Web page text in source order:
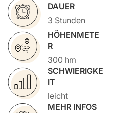
DAUER
3 Stunden
HÖHENMETE
R
300 hm
SCHWIERIGKE
IT
leicht
MEHR INFOS